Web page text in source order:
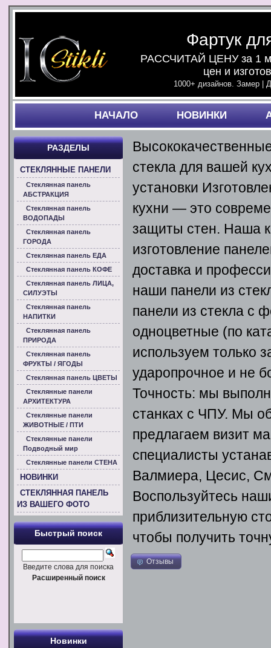
Фартук
РАССЧИТАЙ ЦЕНУ за 1
цен и
1000+ дизайнов. Замер |
НАЧАЛO НОВИНКИ
стекла для вашей
установки
кухни — это
защиты стен. Наша
изготовление
доставка и
наши панели из
панели из стекла с
одноцветные (по
используем только
ударопрочное и не
Точность: мы
станках с ЧПУ. Мы
предлагаем визит
специалисты
Валмиера, Цесис,
Воспользуйтесь
приблизительную
чтобы получить
Отзывы
РАЗДЕЛЫ
СТЕКЛЯННЫЕ ПАНЕЛИ
Стеклянная панель
АБСТРАКЦИЯ
Стеклянная панель
ВОДОПАДЫ
Стеклянная панель
ГОРОДА
Стеклянная панель ЕДА
Стеклянная панель КОФЕ
Стеклянная панель ЛИЦА,
СИЛУЭТЫ
Стеклянная панель
НАПИТКИ
Стеклянная панель
ПРИРОДА
Стеклянная панель
ФРУКТЫ / ЯГОДЫ
Стеклянная панель ЦВЕТЫ
Стеклянные панели
АРХИТЕКТУРА
Стеклянные панели
ЖИВОТНЫЕ / ПТИ
Стеклянные панели
Подводный мир
Стеклянные панели СТЕНА
НОВИНКИ
СТЕКЛЯННАЯ ПАНЕЛЬ
ИЗ ВАШЕГО ФОТО
Быстрый поиск
Введите слова для поиска
Расширенный поиск
Новинки